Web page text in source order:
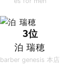
3位
泊 瑞穂
barber genesis 本店